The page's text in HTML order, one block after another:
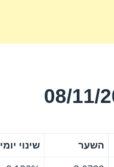
השער שינוי יומי